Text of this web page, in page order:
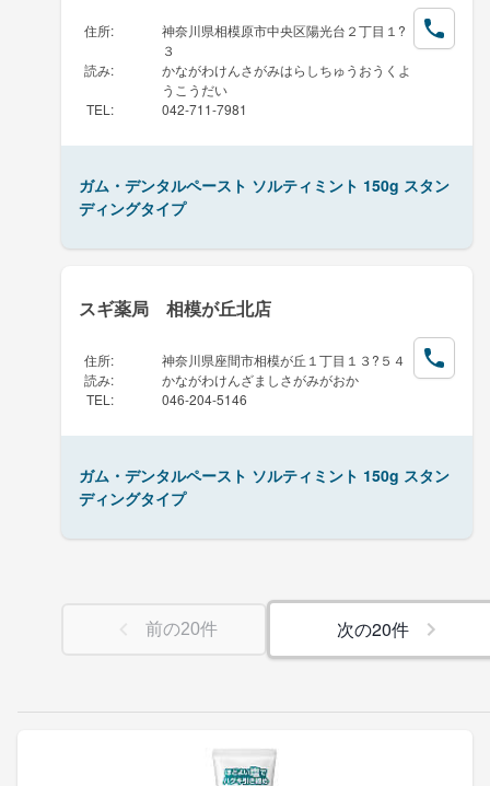
住所:
神奈川県相模原市中央区陽光台２丁目１?
３
読み:
かながわけんさがみはらしちゅうおうくよ
うこうだい
TEL : 042-711-7981
ガム・デンタルペースト ソルティミント 150g スタン
ディングタイプ
スギ薬局 相模が丘北店
住所:
神奈川県座間市相模が丘１丁目１３?５４
読み:
かながわけんざましさがみがおか
TEL : 046-204-5146
ガム・デンタルペースト ソルティミント 150g スタン
ディングタイプ
前の20件 次の20件